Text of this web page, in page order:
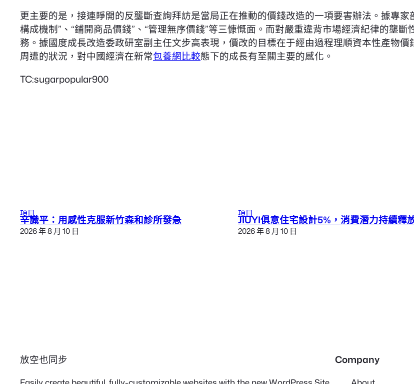
更主要的是，接連睜開的反壟斷查詢拜訪是當局正在推動的價錢改造的一項要害辦法。據專家
構成機制”、“鋪開商品價錢”、“管理無序價錢”等三慷慨面。而對嚴重違背市場經濟紀律的壟
務。據國度成長改造委政研室副主任文步高表現，價改的目標在于經由過程理順資本性產物
周遭的狀況，對中國經濟在新常包養網比較態下的成長有至關主要的感化。
TC:sugarpopular900
項目
辛識平：用感性克服新竹森和診所發急
2026 年 8 月 10 日
項目
JIUYI俱意住宅設計5%，消費潛力持續釋
2026 年 8 月 10 日
放空也同步 Company